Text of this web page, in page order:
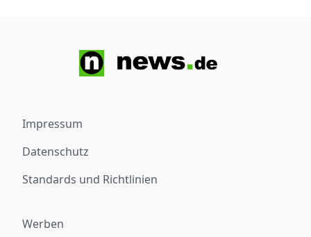
Impressum
Datenschutz
Standards und Richtlinien
Werben